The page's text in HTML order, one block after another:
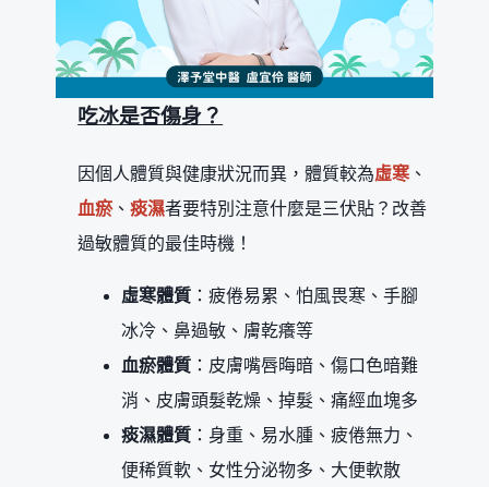
吃冰是否傷身？
因個人體質與健康狀況而異，體質較為虛寒 、
血瘀、痰濕者要特別注意什麼是三伏貼？改善
過敏體質的最佳時機！
虛寒體質 ：疲倦易累、怕風畏寒、手腳
冰冷、鼻過敏、膚乾癢等
血瘀體質 ：皮膚嘴唇晦暗、傷口色暗難
消、皮膚頭髮乾燥、掉髮、痛經血塊多
痰濕體質 ：身重、易水腫、疲倦無力、
便稀質軟、女性分泌物多、大便軟散